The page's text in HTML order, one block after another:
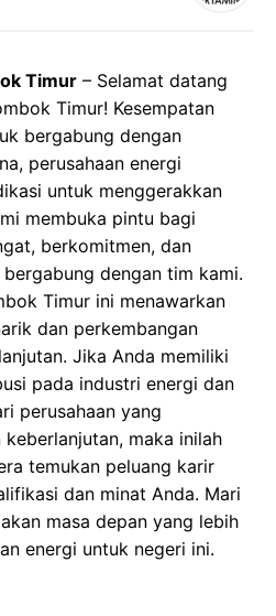
Timur – Selamat datang
Timur! Kesempatan
bergabung dengan
perusahaan energi
untuk menggerakkan
membuka pintu bagi
berkomitmen, dan
dengan tim kami.
Timur ini menawarkan
dan perkembangan
Jika Anda memiliki
pada industri energi dan
perusahaan yang
maka inilah
temukan peluang karir
dan minat Anda. Mari
masa depan yang lebih
energi untuk negeri ini.